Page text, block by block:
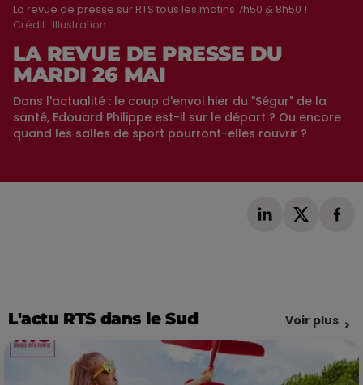
La revue de presse sur RTS tous les matins 7h50 & 8h50 !
Crédit : Illustration
LA REVUE DE PRESSE DU
MARDI 26 MAI
Dans l'actualité : le coup d'envoi hier du "Ségur" de la
santé, Edouard Philippe est-il sur le départ ? Ou encore
quand les salles de sport pourront-elles rouvrir ?
L'actu RTS dans le Sud Voir plus